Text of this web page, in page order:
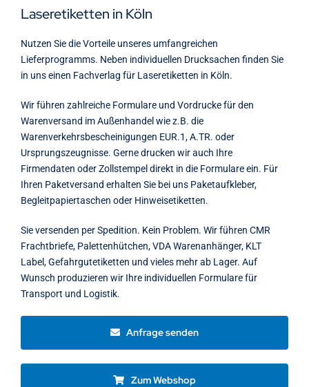
Laseretiketten in Köln
Nutzen Sie die Vorteile unseres umfangreichen
Lieferprogramms. Neben individuellen Drucksachen finden Sie
in uns einen Fachverlag für Laseretiketten in Köln.
Wir führen zahlreiche Formulare und Vordrucke für den
Warenversand im Außenhandel wie z.B. die
Warenverkehrsbescheinigungen EUR.1, A.TR. oder
Ursprungszeugnisse. Gerne drucken wir auch Ihre
Firmendaten oder Zollstempel direkt in die Formulare ein. Für
Ihren Paketversand erhalten Sie bei uns Paketaufkleber,
Begleitpapiertaschen oder Hinweisetiketten.
Sie versenden per Spedition. Kein Problem. Wir führen CMR
Frachtbriefe, Palettenhütchen, VDA Warenanhänger, KLT
Label, Gefahrgutetiketten und vieles mehr ab Lager. Auf
Wunsch produzieren wir Ihre individuellen Formulare für
Transport und Logistik.
Anfrage senden
Zum Webshop